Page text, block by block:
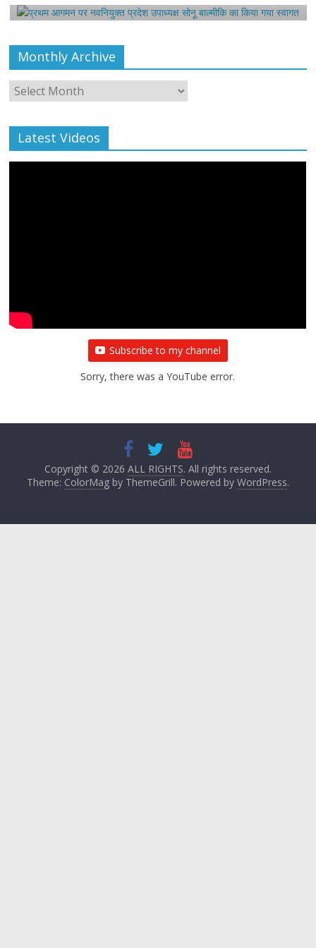
Monthly Archive
Monthly
Archive
Latest Videos
Subscribe to my channel
Sorry, there was a YouTube error.
Copyright © 2026 ALL RIGHTS. All rights reserved.
Theme: ColorMagby ThemeGrill. Powered by WordPress.